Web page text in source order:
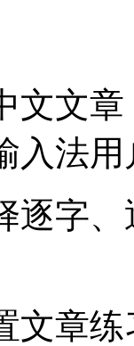
文文
入法用
逐字
文章